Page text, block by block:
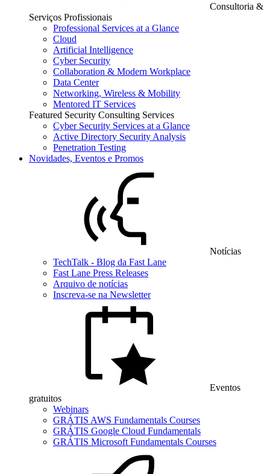
Consultoria &
Serviços Profissionais
Professional Services at a Glance
Cloud
Artificial Intelligence
Cyber Security
Collaboration & Modern Workplace
Data Center
Networking, Wireless & Mobility
Mentored IT Services
Featured Security Consulting Services
Cyber Security Services at a Glance
Active Directory Security Analysis
Penetration Testing
Novidades, Eventos e Promos
Notícias
TechTalk - Blog da Fast Lane
Fast Lane Press Releases
Arquivo de notícias
Inscreva-se na Newsletter
Eventos
gratuitos
Webinars
GRÁTIS AWS Fundamentals Courses
GRÁTIS Google Cloud Fundamentals
GRÁTIS Microsoft Fundamentals Courses